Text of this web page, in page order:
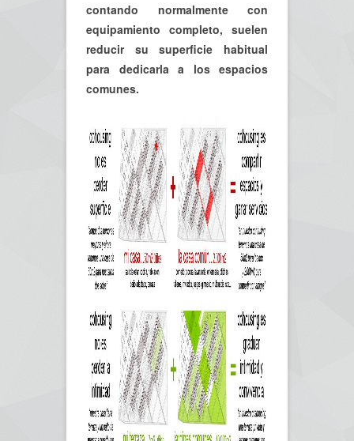
contando normalmente con
equipamiento completo, suelen
reducir su superficie habitual
para dedicarla a los espacios
comunes.